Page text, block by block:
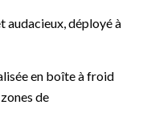
audacieux, déployé à
en boîte à froid
de